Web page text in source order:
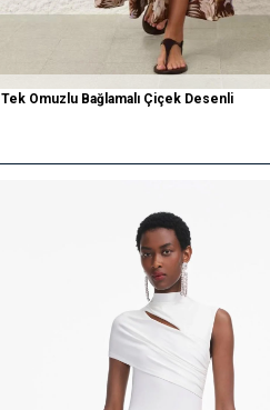
Tek Omuzlu Bağlamalı Çiçek Desenli